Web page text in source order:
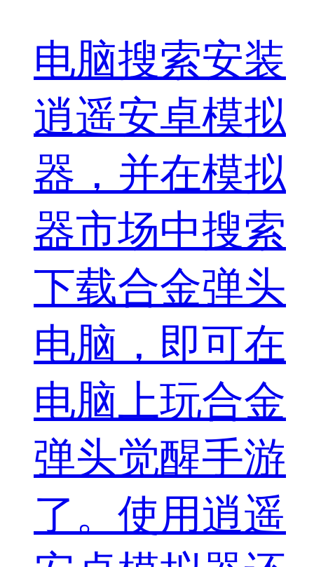
电脑搜索安装
逍遥安卓模拟
器，并在模拟
器市场中搜索
下载合金弹头
电脑，即可在
电脑上玩合金
弹头觉醒手游
了。使用逍遥